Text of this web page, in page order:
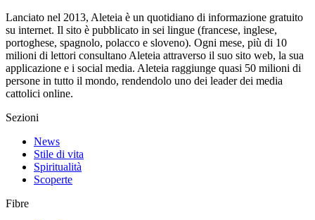
Lanciato nel 2013, Aleteia è un quotidiano di informazione gratuito
su internet. Il sito è pubblicato in sei lingue (francese, inglese,
portoghese, spagnolo, polacco e sloveno). Ogni mese, più di 10
milioni di lettori consultano Aleteia attraverso il suo sito web, la sua
applicazione e i social media. Aleteia raggiunge quasi 50 milioni di
persone in tutto il mondo, rendendolo uno dei leader dei media
cattolici online.
Sezioni
News
Stile di vita
Spiritualità
Scoperte
Fibre